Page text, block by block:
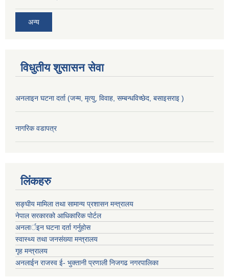
अन्य
विधुतीय शुसासन सेवा
अनलाइन घटना दर्ता (जन्म, मृत्यु, विवाह, सम्बन्धविच्छेद, बसाइसराइ )
नागरिक वडापत्र
लिंकहरु
सङ्‍घीय मामिला तथा सामान्य प्रशासन मन्त्रालय
नेपाल सरकारको आधिकारिक पोर्टल
अनलार्इन घटना दर्ता गर्नुहोस
स्वास्थ्य तथा जनसंख्या मन्त्रालय
गृह मन्त्रालय
अनलाईन राजस्व ई- भुक्तानी प्रणाली निजगढ नगरपालिका